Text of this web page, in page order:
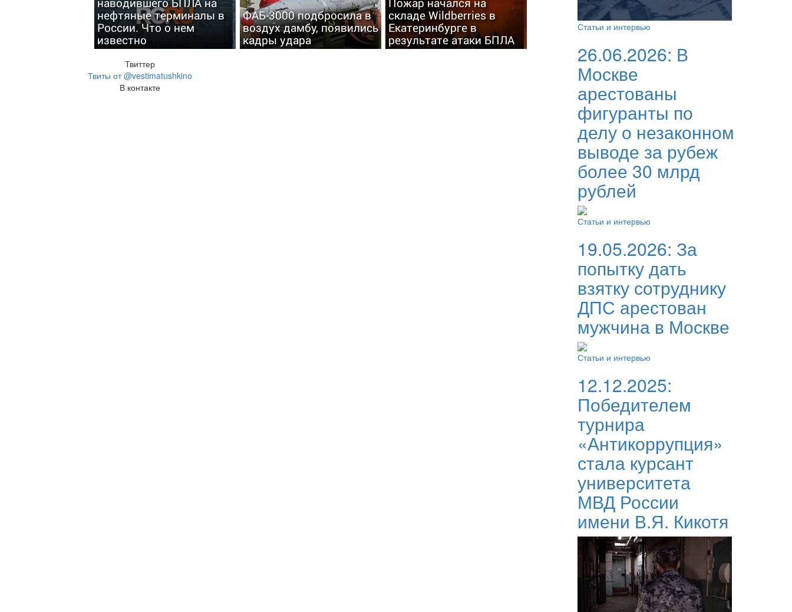
нефтяные терминалы в
России. Что о нем
известно
ФАБ-3000 подбросила в
воздух дамбу, появились
кадры удара
складе Wildberries в
Екатеринбурге в
результате атаки БПЛА
Твиттер
Твиты от @vestimatushkino
В контакте
Статьи и интервью
26.06.2026: В
Москве
арестованы
фигуранты по
делу о незаконном
выводе за рубеж
более 30 млрд
рублей
Статьи и интервью
19.05.2026: За
попытку дать
взятку сотруднику
ДПС арестован
мужчина в Москве
Статьи и интервью
12.12.2025:
Победителем
турнира
«Антикоррупция»
стала курсант
университета
МВД России
имени В.Я. Кикотя